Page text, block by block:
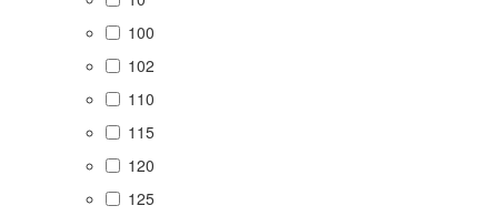
100
102
110
115
120
125